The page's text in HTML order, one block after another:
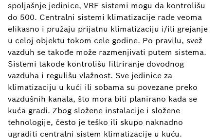
spoljašnje jedinice, VRF sistemi mogu da kontrolišu
do 500. Centralni sistemi klimatizacije rade veoma
efikasno i pružaju prijatnu klimatizaciju i/ili grejanje
u celoj objektu tokom cele godine. Po pravilu, svež
vazduh se takođe može razmenjivati putem sistema.
Sistemi takođe kontrolišu filtriranje dovodnog
vazduha i regulišu vlažnost. Sve jedinice za
klimatizaciju u kući ili sobama su povezane preko
vazdušnih kanala, što mora biti planirano kada se
kuća gradi. Zbog složene instalacije i složene
tehnologije, često je teško ili skupo naknadno
ugraditi centralni sistem klimatizacije u kuću.